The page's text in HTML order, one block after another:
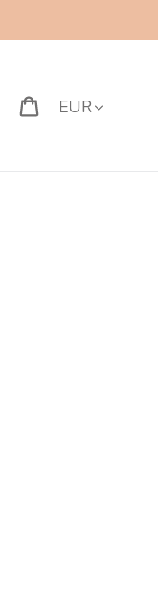
IngresarCarrito
Moneda